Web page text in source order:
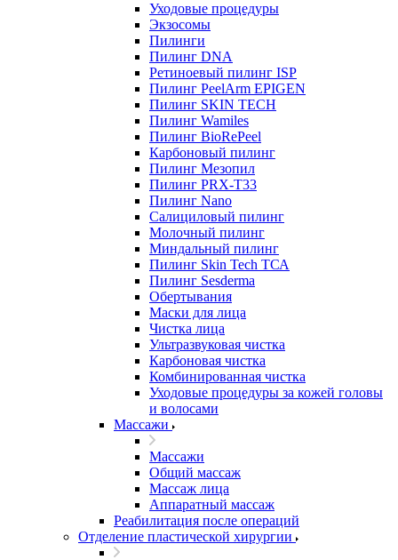
Уходовые процедуры
Экзосомы
Пилинги
Пилинг DNA
Ретиноевый пилинг ISP
Пилинг PeelArm EPIGEN
Пилинг SKIN TECH
Пилинг Wamiles
Пилинг BioRePeel
Карбоновый пилинг
Пилинг Мезопил
Пилинг PRX-T33
Пилинг Nano
Салициловый пилинг
Молочный пилинг
Миндальный пилинг
Пилинг Skin Tech ТСА
Пилинг Sesderma
Обертывания
Маски для лица
Чистка лица
Ультразвуковая чистка
Карбоновая чистка
Комбинированная чистка
Уходовые процедуры за кожей головы
и волосами
Массажи
Массажи
Общий массаж
Массаж лица
Аппаратный массаж
Реабилитация после операций
Отделение пластической хирургии